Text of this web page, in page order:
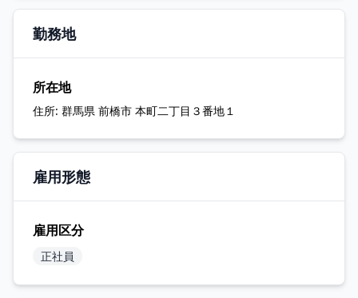
勤務地
所在地
住所: 群馬県 前橋市 本町二丁目３番地１
雇用形態
雇用区分
正社員